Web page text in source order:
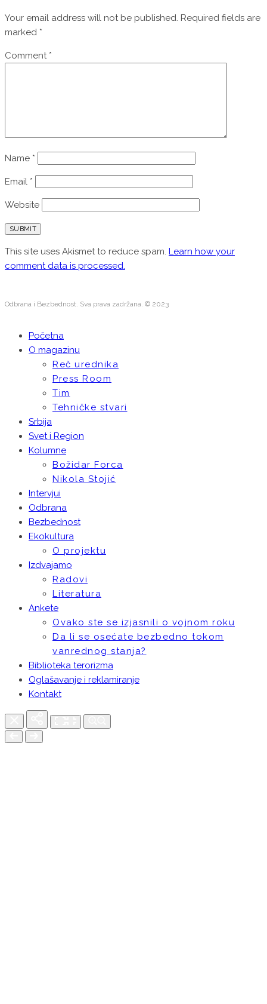
Your email address will not be published. Required fields are
marked *
Comment *
Name *
Email *
Website
This site uses Akismet to reduce spam. Learn how your
comment data is processed.
Odbrana i Bezbednost. Sva prava zadržana. © 2023
Početna
O magazinu
Reč urednika
Press Room
Tim
Tehničke stvari
Srbija
Svet i Region
Kolumne
Božidar Forca
Nikola Stojić
Intervjui
Odbrana
Bezbednost
Ekokultura
O projektu
Izdvajamo
Radovi
Literatura
Ankete
Ovako ste se izjasnili o vojnom roku
Da li se osećate bezbedno tokom
vanrednog stanja?
Biblioteka terorizma
Oglašavanje i reklamiranje
Kontakt